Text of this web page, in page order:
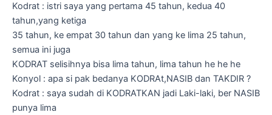
Kodrat : istri saya yang pertama 45 tahun, kedua 40
tahun,yang ketiga
35 tahun, ke empat 30 tahun dan yang ke lima 25 tahun,
semua ini juga
KODRAT selisihnya bisa lima tahun, lima tahun he he he
Konyol : apa si pak bedanya KODRAt,NASIB dan TAKDIR ?
Kodrat : saya sudah di KODRATKAN jadi Laki-laki, ber NASIB
punya lima